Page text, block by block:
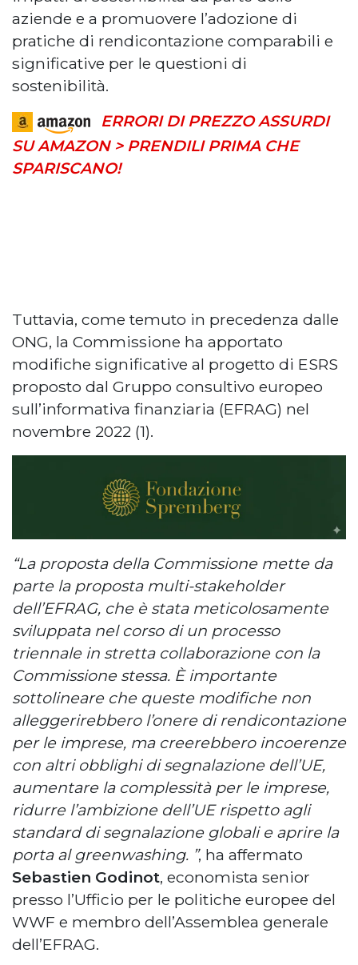
aziende e a promuovere l’adozione di
pratiche di rendicontazione comparabili e
significative per le questioni di
sostenibilità.
ERRORI DI PREZZO ASSURDI
SU AMAZON > PRENDILI PRIMA CHE
SPARISCANO!
Tuttavia, come temuto in precedenza dalle
ONG, la Commissione ha apportato
modifiche significative al progetto di ESRS
proposto dal Gruppo consultivo europeo
sull’informativa finanziaria (EFRAG) nel
novembre 2022 (1).
“La proposta della Commissione mette da
parte la proposta multi-stakeholder
dell’EFRAG, che è stata meticolosamente
sviluppata nel corso di un processo
triennale in stretta collaborazione con la
Commissione stessa. È importante
sottolineare che queste modifiche non
alleggerirebbero l’onere di rendicontazione
per le imprese, ma creerebbero incoerenze
con altri obblighi di segnalazione dell’UE,
aumentare la complessità per le imprese,
ridurre l’ambizione dell’UE rispetto agli
standard di segnalazione globali e aprire la
porta al greenwashing. ”, ha affermato
Sebastien Godinot, economista senior
presso l’Ufficio per le politiche europee del
WWF e membro dell’Assemblea generale
dell’EFRAG.